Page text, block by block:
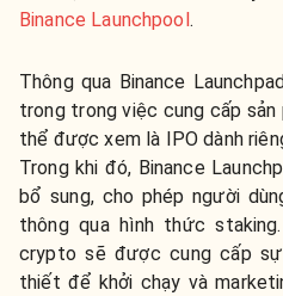
Binance Launchpool .
Thông qua Binance
trong trong việc cung cấp sản
thể được xem là IPO dành
Trong khi đó, Binance
bổ sung, cho phép người
thông qua hình thức
crypto sẽ được cung cấp
thiết để khởi chạy và